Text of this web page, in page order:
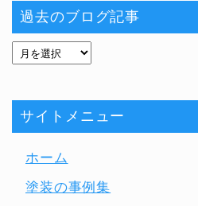
過去のブログ記事
サイトメニュー
ホーム
塗装の事例集